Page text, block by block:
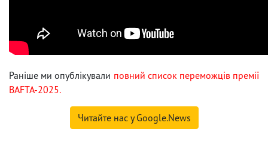
Раніше ми опублікували повний список переможців премії
BAFTA-2025.
Читайте нас у Google.News